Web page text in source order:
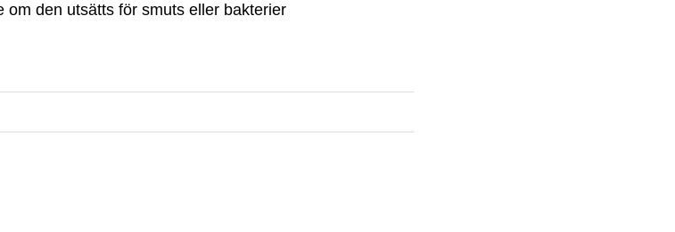
den utsätts för smuts eller bakterier